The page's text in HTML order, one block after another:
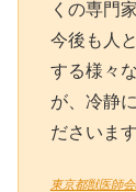
くの専門
今後も人
する様々
が、冷静
ださいま
東京都獣医師